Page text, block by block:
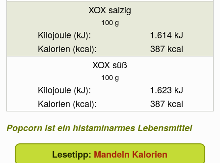
XOX salzig
100 g
1.614 kJ
387 kcal
XOX süß
100 g
1.623 kJ
387 kcal
Popcorn ist ein histaminarmes Lebensmittel
Mandeln Kalorien